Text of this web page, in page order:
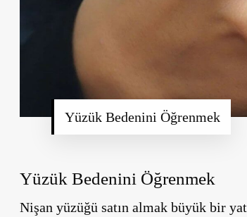
Yüzük Bedenini Öğrenmek
Yüzük Bedenini Öğrenmek
Nişan yüzüğü satın almak büyük bir